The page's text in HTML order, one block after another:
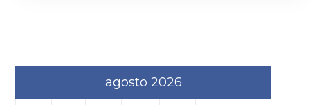
agosto 2026